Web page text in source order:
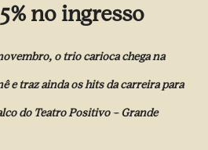
no ingresso
o trio carioca chega na
e traz ainda os hits da carreira para
do Teatro Positivo – Grande